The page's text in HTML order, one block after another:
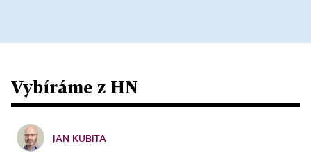
Vybíráme z HN
JAN KUBITA